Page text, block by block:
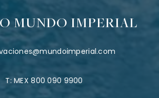
MUNDO IMPERIAL
T:MEX 800 090 9900